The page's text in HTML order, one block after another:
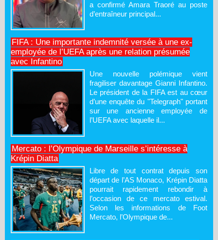
a confirmé Amara Traoré au poste
d’entraîneur principal...
FIFA : Une importante indemnité versée à une ex-
employée de l’UEFA après une relation présumée
avec Infantino
Une nouvelle polémique vient
fragiliser davantage Gianni Infantino.
Le président de la FIFA est au cœur
d’une enquête du "Telegraph" portant
sur une ancienne employée de
l’UEFA avec laquelle il...
Mercato : l’Olympique de Marseille s’intéresse à
Krépin Diatta
Libre de tout contrat depuis son
départ de l’AS Monaco, Krépin Diatta
pourrait rapidement rebondir à
l’occasion de ce mercato estival.
Selon les informations de Foot
Mercato, l’Olympique de...